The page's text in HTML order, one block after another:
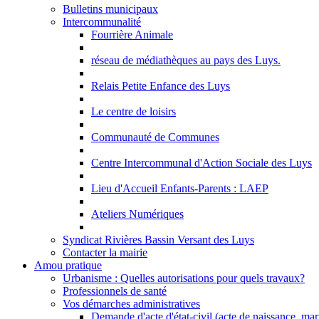
Bulletins municipaux
Intercommunalité
Fourrière Animale
réseau de médiathèques au pays des Luys.
Relais Petite Enfance des Luys
Le centre de loisirs
Communauté de Communes
Centre Intercommunal d'Action Sociale des Luys
Lieu d'Accueil Enfants-Parents : LAEP
Ateliers Numériques
Syndicat Rivières Bassin Versant des Luys
Contacter la mairie
Amou pratique
Urbanisme : Quelles autorisations pour quels travaux?
Professionnels de santé
Vos démarches administratives
Demande d'acte d'état-civil (acte de naissance,